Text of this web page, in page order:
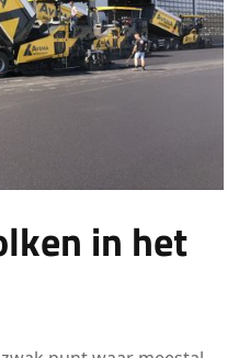
in het